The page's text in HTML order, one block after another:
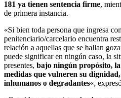
181 ya tienen sentencia firme,
de primera instancia.
«Si bien toda persona que ingresa
penitenciario/carcelario encuentra
relación a aquellas que se hallan
puede significar en ningún caso, la
presentes, bajo ningún propósito,
medidas que vulneren su
inhumanos o degradantes«,